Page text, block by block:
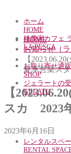
ホーム
HOME
桃農家カフェ
LA PESCA
お取り寄せ通販
SHOP
ジェラートの
GELATO
レンタルスペ
RENTAL
HOME
お知らせ（ラ
【
夏季営業スタ
【
スカ 2023
2023年6月16日